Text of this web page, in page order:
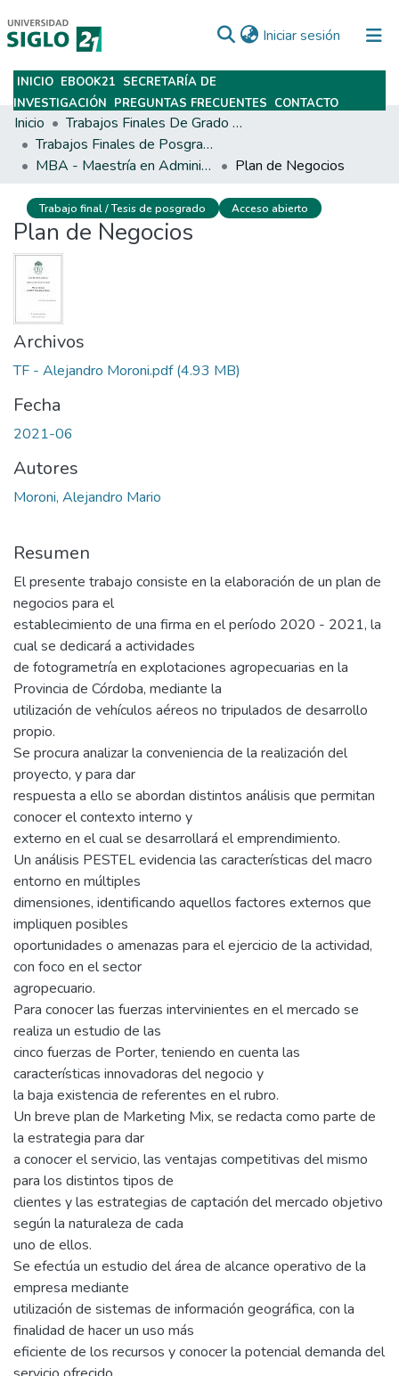
Iniciar sesión (current)
Subir
INICIO EBOOK21 SECRETARÍA DE
INVESTIGACIÓN PREGUNTAS FRECUENTES CONTACTO
Inicio
Trabajos Finales De Grado Y Posgrado
Trabajos Finales de Posgrados y Maestrías
MBA - Maestría en Administración de Empresas
Plan de Negocios
Trabajo final / Tesis de posgrado Acceso abierto
Plan de Negocios
Archivos
TF - Alejandro Moroni.pdf(4.93 MB)
Fecha
2021-06
Autores
Moroni, Alejandro Mario
Resumen
El presente trabajo consiste en la elaboración de un plan de
negocios para el
establecimiento de una firma en el período 2020 - 2021, la
cual se dedicará a actividades
de fotogrametría en explotaciones agropecuarias en la
Provincia de Córdoba, mediante la
utilización de vehículos aéreos no tripulados de desarrollo
propio.
Se procura analizar la conveniencia de la realización del
proyecto, y para dar
respuesta a ello se abordan distintos análisis que permitan
conocer el contexto interno y
externo en el cual se desarrollará el emprendimiento.
Un análisis PESTEL evidencia las características del macro
entorno en múltiples
dimensiones, identificando aquellos factores externos que
impliquen posibles
oportunidades o amenazas para el ejercicio de la actividad,
con foco en el sector
agropecuario.
Para conocer las fuerzas intervinientes en el mercado se
realiza un estudio de las
cinco fuerzas de Porter, teniendo en cuenta las
características innovadoras del negocio y
la baja existencia de referentes en el rubro.
Un breve plan de Marketing Mix, se redacta como parte de
la estrategia para dar
a conocer el servicio, las ventajas competitivas del mismo
para los distintos tipos de
clientes y las estrategias de captación del mercado objetivo
según la naturaleza de cada
uno de ellos.
Se efectúa un estudio del área de alcance operativo de la
empresa mediante
utilización de sistemas de información geográfica, con la
finalidad de hacer un uso más
eficiente de los recursos y conocer la potencial demanda del